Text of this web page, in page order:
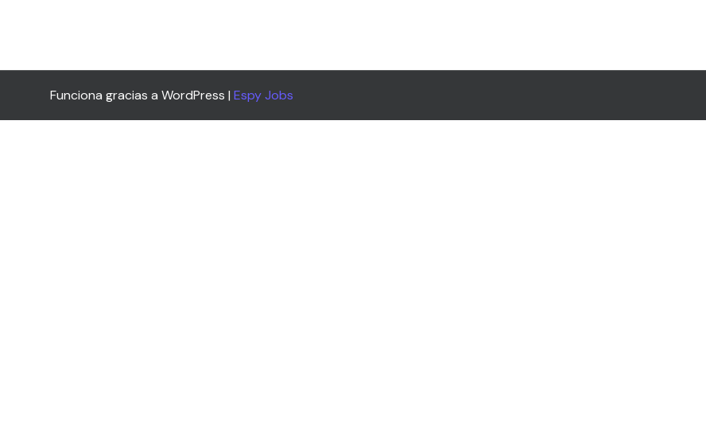
Funciona gracias a WordPress | Espy Jobs